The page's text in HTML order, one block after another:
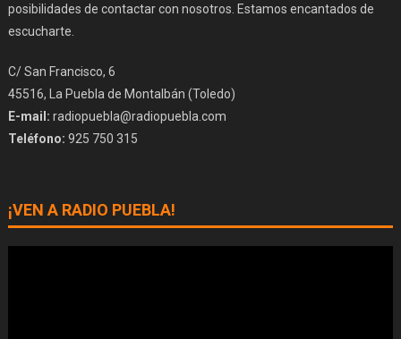
posibilidades de contactar con nosotros. Estamos encantados de
escucharte.
C/ San Francisco, 6
45516, La Puebla de Montalbán (Toledo)
E-mail: radiopuebla@radiopuebla.com
Teléfono: 925 750 315
¡VEN A RADIO PUEBLA!